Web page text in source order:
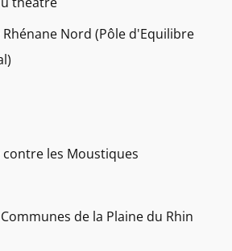
Rhénane Nord (Pôle d'Equilibre
les Moustiques
de la Plaine du Rhin